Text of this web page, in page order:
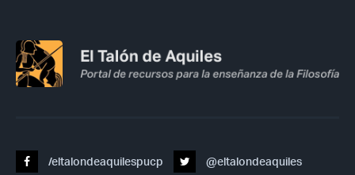
/eltalondeaquilespucp @eltalondeaquiles